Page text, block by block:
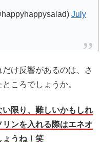
July
け反響があるのは、さ
ころでしょうか。
限り、難しいかもしれ
ンを入れる際はエネオ
ょうね！笑